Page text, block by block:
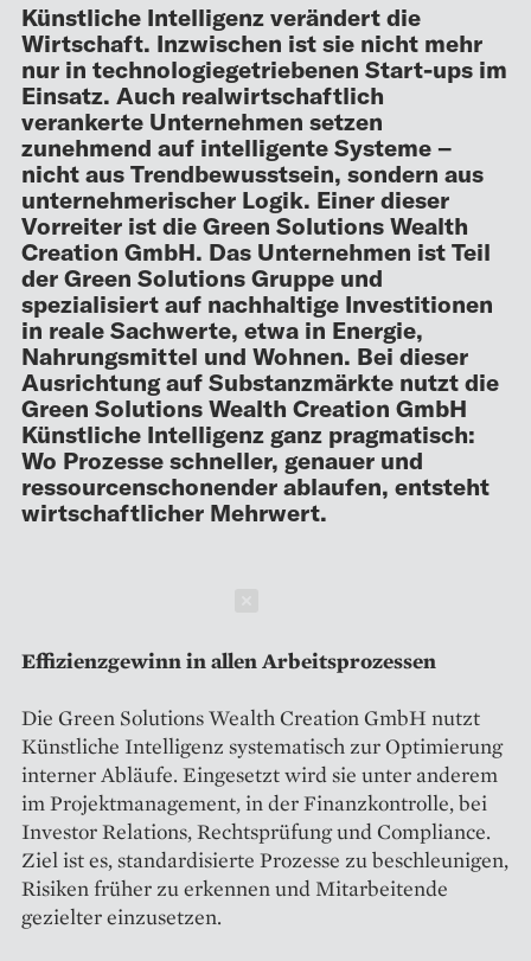
Künstliche Intelligenz verändert die
Wirtschaft. Inzwischen ist sie nicht mehr
nur in technologiegetriebenen Start-ups im
Einsatz. Auch realwirtschaftlich
verankerte Unternehmen setzen
zunehmend auf intelligente Systeme –
nicht aus Trendbewusstsein, sondern aus
unternehmerischer Logik. Einer dieser
Vorreiter ist die Green Solutions Wealth
Creation GmbH. Das Unternehmen ist Teil
der Green Solutions Gruppe und
spezialisiert auf nachhaltige Investitionen
in reale Sachwerte, etwa in Energie,
Nahrungsmittel und Wohnen. Bei dieser
Ausrichtung auf Substanzmärkte nutzt die
Green Solutions Wealth Creation GmbH
Künstliche Intelligenz ganz pragmatisch:
Wo Prozesse schneller, genauer und
ressourcenschonender ablaufen, entsteht
wirtschaftlicher Mehrwert.
Effizienzgewinn in allen Arbeitsprozessen
Die Green Solutions Wealth Creation GmbH nutzt
Künstliche Intelligenz systematisch zur Optimierung
interner Abläufe. Eingesetzt wird sie unter anderem
im Projektmanagement, in der Finanzkontrolle, bei
Investor Relations, Rechtsprüfung und Compliance.
Ziel ist es, standardisierte Prozesse zu beschleunigen,
Risiken früher zu erkennen und Mitarbeitende
gezielter einzusetzen.